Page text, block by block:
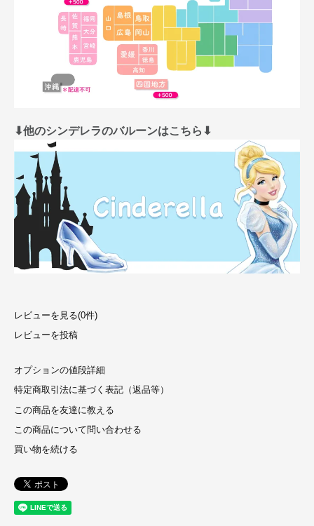
⬇︎他のシンデレラのバルーンはこちら⬇︎
レビューを見る(0件)
レビューを投稿
オプションの値段詳細
特定商取引法に基づく表記（返品等）
この商品を友達に教える
この商品について問い合わせる
買い物を続ける